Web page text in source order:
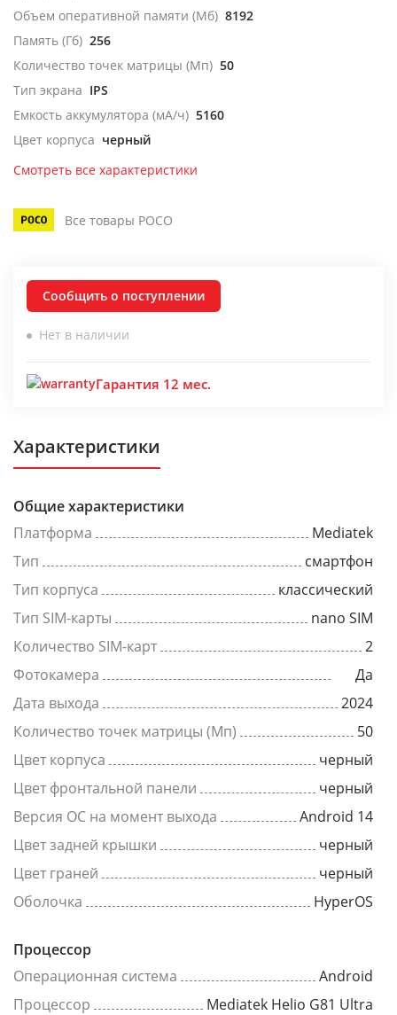
Объем оперативной памяти (Мб) 8192
Память (Гб) 256
Количество точек матрицы (Мп) 50
Тип экрана IPS
Емкость аккумулятора (мА/ч) 5160
Цвет корпуса черный
Смотреть все характеристики
Все товары POCO
Сообщить о поступлении
Нет в наличии
Гарантия 12 мес.
Характеристики
Общие характеристики
Платформа
Mediatek
Тип
смартфон
Тип корпуса
классический
Тип SIM-карты
nano SIM
Количество SIM-карт
2
Фотокамера
Да
Дата выхода
2024
Количество точек матрицы (Мп)
50
Цвет корпуса
черный
Цвет фронтальной панели
черный
Версия ОС на момент выхода
Android 14
Цвет задней крышки
черный
Цвет граней
черный
Оболочка
HyperOS
Процессор
Операционная система
Android
Процессор
Mediatek Helio G81 Ultra